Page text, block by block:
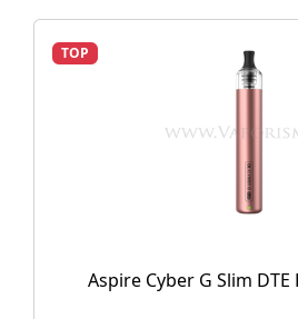
TOP
Aspire Cyber G Slim DTE